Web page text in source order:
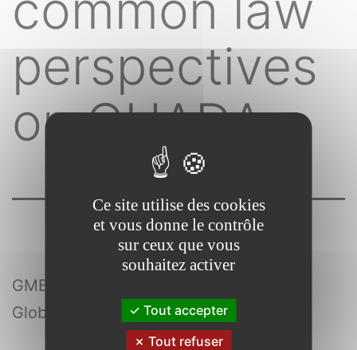
perspectives
on OHADA
GMB
Global market briefings
Ce site utilise des cookies
et vous donne le contrôle
sur ceux que vous
souhaitez activer
Tout accepter
Tout refuser